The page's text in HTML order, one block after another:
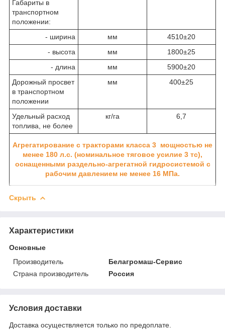
Габариты в
транспортном
положении:
- ширина
мм
4510±20
- высота
мм
1800±25
- длина
мм
5900±20
Дорожный просвет
в транспортном
положении
мм 400±25
Удельный расход
топлива, не более
кг/га 6,7
Агрегатирование с тракторами класса 3 мощностью не
менее 180 л.с. (номинальное тяговое усилие 3 тс),
оснащенными раздельно-агрегатной гидросистемой с
рабочим давлением не менее 16 МПа.
Скрыть
Характеристики
Основные
Производитель
Белагромаш-Сервис
Страна производитель
Россия
Условия доставки
Доставка осуществляется только по предоплате.